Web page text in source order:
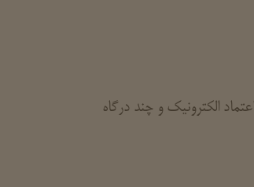
الکترونیک و چند درگاه